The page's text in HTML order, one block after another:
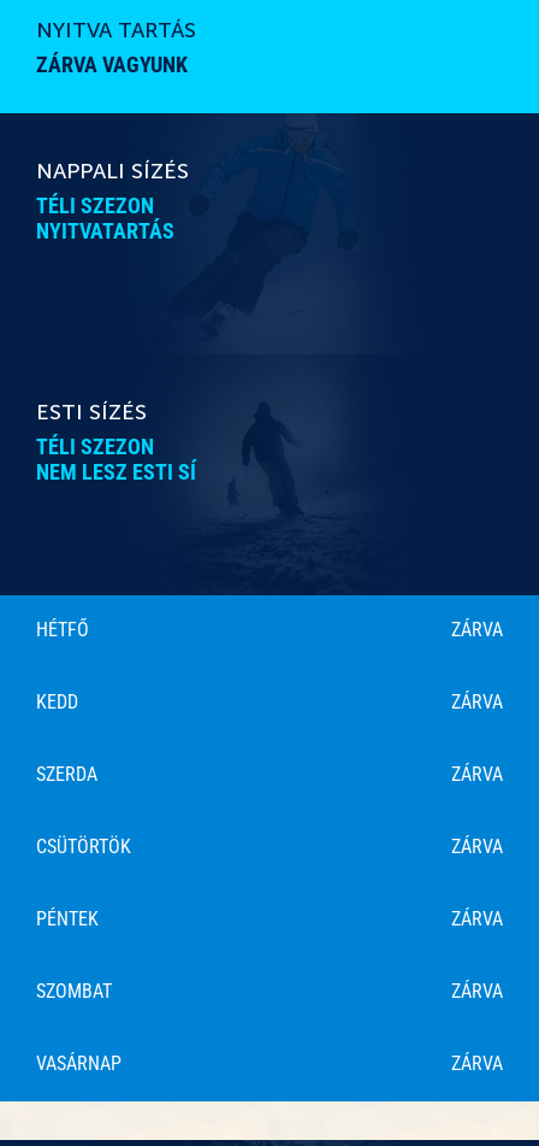
TRÉNINGEK ÉS VERSENYEK
A MAGAS-MÁTRÁBAN
MÁTRAALJÁN, MÁTRALÁBÁN
SÍPARK ZÖLDEN
SZOLGÁLTATÁSOK DÍJAI
NYITVA TARTÁS
ZÁRVA VAGYUNK
NAPPALI SÍZÉS
TÉLI SZEZON
NYITVATARTÁS
ESTI SÍZÉS
TÉLI SZEZON
NEM LESZ ESTI SÍ
HÉTFŐ
KEDD
SZERDA
CSÜTÖRTÖK
PÉNTEK
SZOMBAT
VASÁRNAP
ZÁRVA
ZÁRVA
ZÁRVA
ZÁRVA
ZÁRVA
ZÁRVA
ZÁRVA